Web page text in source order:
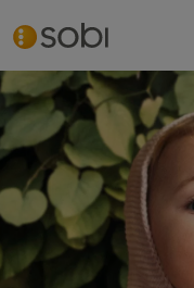
Skip to main content